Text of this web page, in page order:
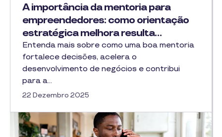
A importância da mentoria para
empreendedores: como orientação
estratégica melhora resulta…
Entenda mais sobre como uma boa mentoria
fortalece decisões, acelera o
desenvolvimento de negócios e contribui
para a…
22 Dezembro 2025